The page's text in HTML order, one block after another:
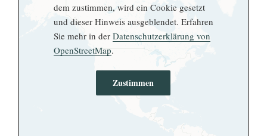
dem zustimmen, wird ein Cookie gesetzt
und dieser Hinweis ausgeblendet. Erfahren
Sie mehr in der Datenschutzerklärung von
OpenStreetMap.